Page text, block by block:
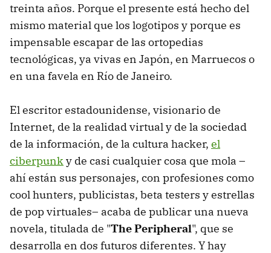
treinta años. Porque el presente está hecho del
mismo material que los logotipos y porque es
impensable escapar de las ortopedias
tecnológicas, ya vivas en Japón, en Marruecos o
en una favela en Río de Janeiro.
El escritor estadounidense, visionario de
Internet, de la realidad virtual y de la sociedad
de la información, de la cultura hacker, el
ciberpunk y de casi cualquier cosa que mola –
ahí están sus personajes, con profesiones como
cool hunters, publicistas, beta testers y estrellas
de pop virtuales– acaba de publicar una nueva
novela, titulada de "The Peripheral", que se
desarrolla en dos futuros diferentes. Y hay